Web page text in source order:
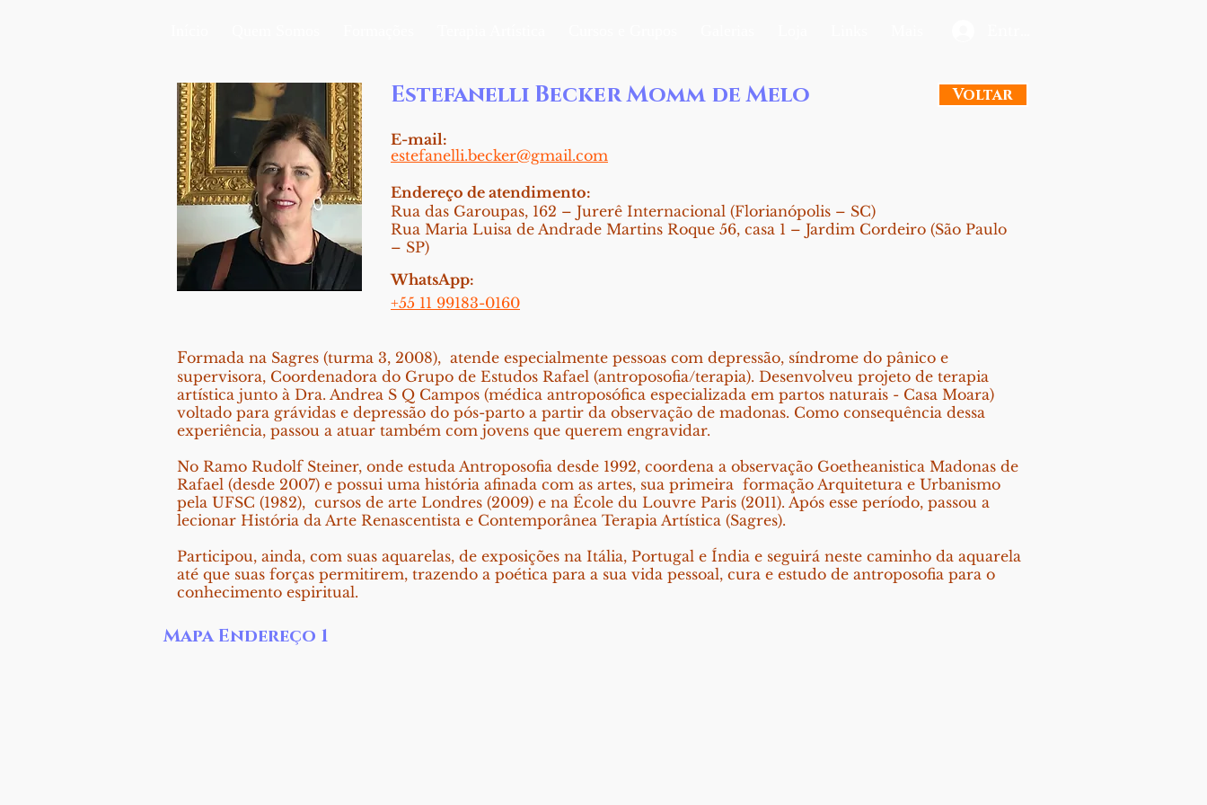
Estefanelli Becker Momm de Melo Voltar
estefanelli.becker@gmail.com
E-mail:
Endereço de atendimento:
WhatsApp:
Rua das Garoupas, 162 – Jurerê Internacional (Florianópolis – SC)
Rua Maria Luisa de Andrade Martins Roque 56, casa 1 – Jardim Cordeiro (São Paulo
– SP)
+55 11 99183-0160
Formada na Sagres (turma 3, 2008), atende especialmente pessoas com depressão, síndrome do pânico e
supervisora, Coordenadora do Grupo de Estudos Rafael (antroposofia/terapia). Desenvolveu projeto de terapia
artística junto à Dra. Andrea S Q Campos (médica antroposófica especializada em partos naturais - Casa Moara)
voltado para grávidas e depressão do pós-parto a partir da observação de madonas. Como consequência dessa
experiência, passou a atuar também com jovens que querem engravidar.
No Ramo Rudolf Steiner, onde estuda Antroposofia desde 1992, coordena a observação Goetheanistica Madonas de
Rafael (desde 2007) e possui uma história afinada com as artes, sua primeira formação Arquitetura e Urbanismo
pela UFSC (1982), cursos de arte Londres (2009) e na École du Louvre Paris (2011). Após esse período, passou a
lecionar História da Arte Renascentista e Contemporânea Terapia Artística (Sagres).
Participou, ainda, com suas aquarelas, de exposições na Itália, Portugal e Índia e seguirá neste caminho da aquarela
até que suas forças permitirem, trazendo a poética para a sua vida pessoal, cura e estudo de antroposofia para o
conhecimento espiritual.
Mapa Endereço 1